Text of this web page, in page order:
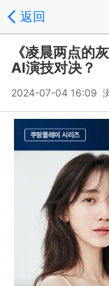
返回
《凌晨两点的
AI演技对决？
2024-07-04 16:09